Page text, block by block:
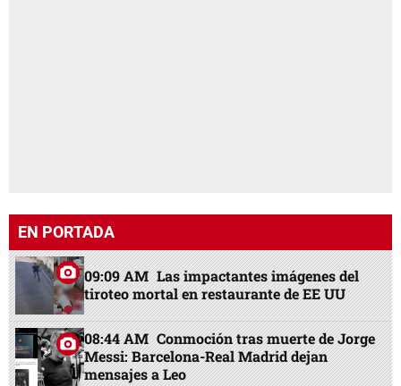
EN PORTADA
09:09 AM Las impactantes imágenes del
tiroteo mortal en restaurante de EE UU
08:44 AM Conmoción tras muerte de Jorge
Messi: Barcelona-Real Madrid dejan
mensajes a Leo